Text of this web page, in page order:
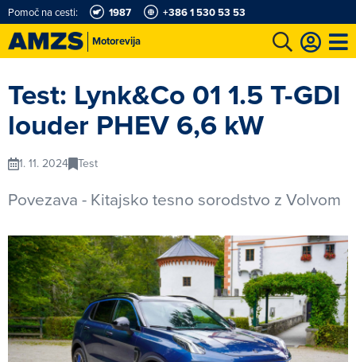
Motorevija
Pomoč na cesti: 1987 +386 1 530 53 53
Test: Lynk&Co 01 1.5 T-GDI
louder PHEV 6,6 kW
1. 11. 2024 Test
Povezava - Kitajsko tesno sorodstvo z Volvom